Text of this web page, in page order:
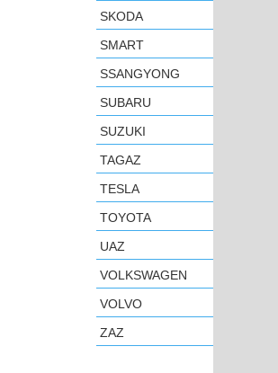
SKODA
SMART
SSANGYONG
SUBARU
SUZUKI
TAGAZ
TESLA
TOYOTA
UAZ
VOLKSWAGEN
VOLVO
ZAZ